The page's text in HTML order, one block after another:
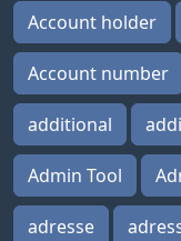
Account holder
Account number
additional
Admin Tool
adresse